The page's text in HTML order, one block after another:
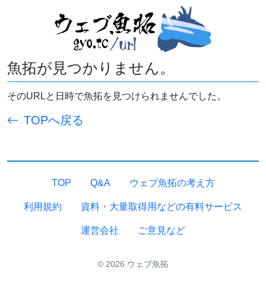
魚拓が見つかりません。
そのURLと日時で魚拓を見つけられませんでした。
TOPへ戻る
TOP Q&A ウェブ魚拓の考え方
利用規約 資料・大量取得用などの有料サービス
運営会社 ご意見など
© 2026 ウェブ魚拓